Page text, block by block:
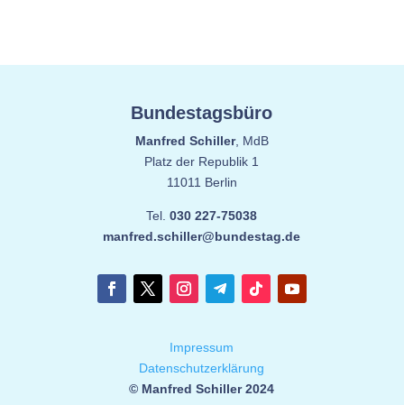
Bundestagsbüro
Manfred Schiller, MdB
Platz der Republik 1
11011 Berlin
Tel.030 227-75038
manfred.schiller@bundestag.de
Impressum
Datenschutzerklärung
© Manfred Schiller 2024